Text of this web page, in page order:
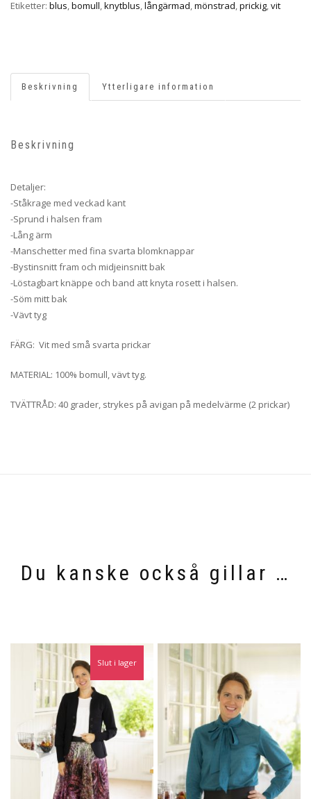
Etiketter: blus,bomull,knytblus,långärmad,mönstrad,prickig,vit
Beskrivning Ytterligare information
Beskrivning
Detaljer:
-Ståkrage med veckad kant
-Sprund i halsen fram
-Lång ärm
-Manschetter med fina svarta blomknappar
-Bystinsnitt fram och midjeinsnitt bak
-Löstagbart knäppe och band att knyta rosett i halsen.
-Söm mitt bak
-Vävt tyg
FÄRG: Vit med små svarta prickar
MATERIAL: 100% bomull, vävt tyg.
TVÄTTRÅD: 40 grader, strykes på avigan på medelvärme (2 prickar)
Du kanske också gillar …
Slut i lager